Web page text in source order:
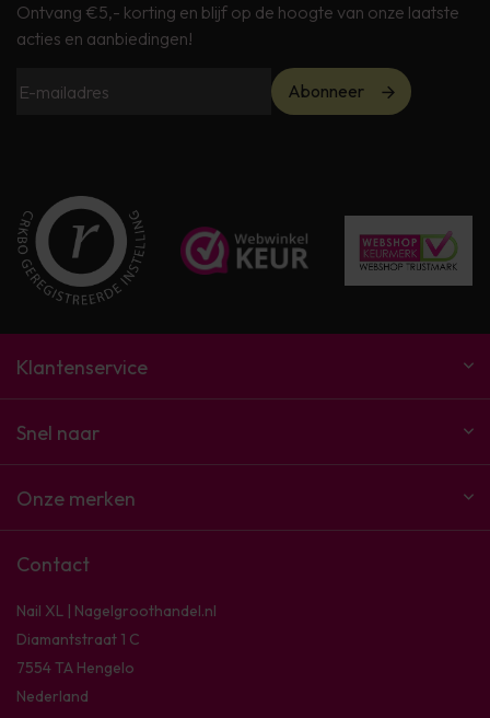
Ontvang €5,- korting en blijf op de hoogte van onze laatste
acties en aanbiedingen!
Abonneer
Klantenservice
Snel naar
Onze merken
Contact
Nail XL | Nagelgroothandel.nl
Diamantstraat 1 C
7554 TA Hengelo
Nederland